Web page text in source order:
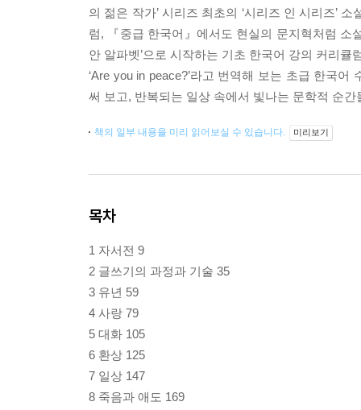
의 젊은 작가’ 시리즈 최초의 ‘시리즈 인 시리즈’
럼, 『중급 한국어』에서도 현실의 문지혁처럼 소
안 알파벳’으로 시작하는 기초 한국어 강의 커리큘
‘Are you in peace?’라고 번역해 보는 초급 한국
써 보고, 반복되는 일상 속에서 빛나는 문학적 순
책의 일부 내용을 미리 읽어보실 수 있습니다. 미리보기
목차
1 자서전 9
2 글쓰기의 과정과 기술 35
3 유년 59
4 사랑 79
5 대화 105
6 환상 125
7 일상 147
8 죽음과 애도 169